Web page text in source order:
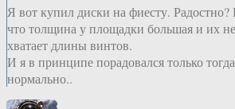
Я вот купил диски на фиесту. Радостно?
что толщина у площадки большая и их
хватает длины винтов.
И я в принципе порадовался только
нормально..